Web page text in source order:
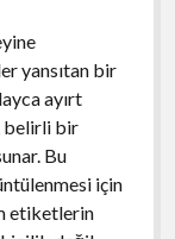
yansıtan bir
ayırt
belirli bir
Bu
için
etiketlerin